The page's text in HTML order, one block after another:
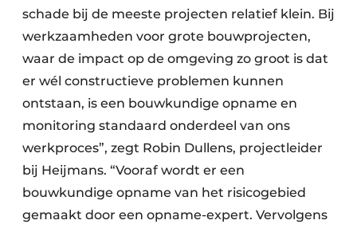
schade bij de meeste projecten relatief klein. Bij
werkzaamheden voor grote bouwprojecten,
waar de impact op de omgeving zo groot is dat
er wél constructieve problemen kunnen
ontstaan, is een bouwkundige opname en
monitoring standaard onderdeel van ons
werkproces”, zegt Robin Dullens, projectleider
bij Heijmans. “Vooraf wordt er een
bouwkundige opname van het risicogebied
gemaakt door een opname-expert. Vervolgens